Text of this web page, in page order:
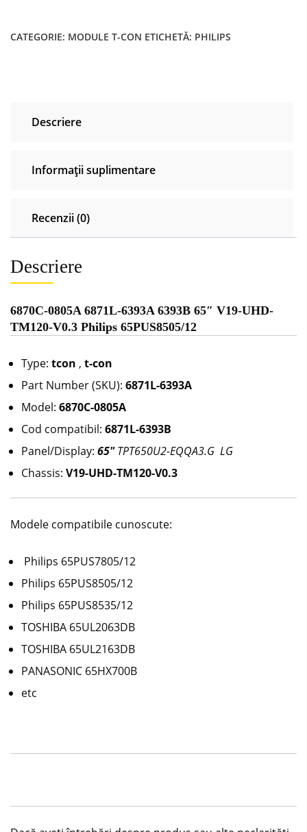
6393A
TM120-
65PUS8505/12
CATEGORIE: MODULE T-CON ETICHETĂ: PHILIPS
Descriere
Informații suplimentare
Recenzii (0)
Descriere
6870C-0805A 6871L-6393A 6393B 65″ V19-UHD-
TM120-V0.3 Philips 65PUS8505/12
Type: tcon , t-con
Part Number (SKU): 6871L-6393A
Model: 6870C-0805A
Cod compatibil: 6871L-6393B
Panel/Display: 65″TPT650U2-EQQA3.G LG
Chassis: V19-UHD-TM120-V0.3
Modele compatibile cunoscute:
Philips 65PUS7805/12
Philips 65PUS8505/12
Philips 65PUS8535/12
TOSHIBA 65UL2063DB
TOSHIBA 65UL2163DB
PANASONIC 65HX700B
etc